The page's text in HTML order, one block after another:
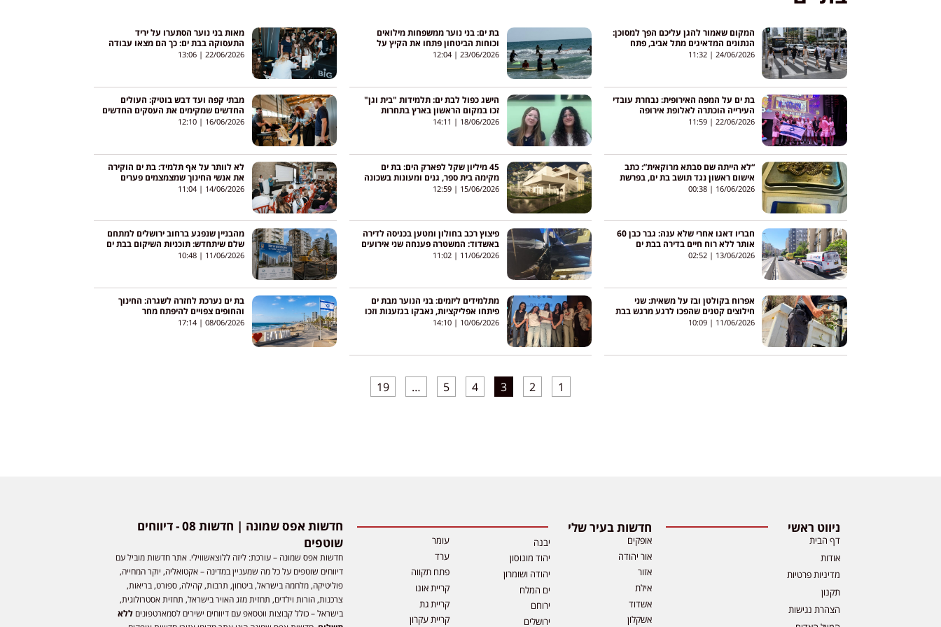
המקום שאמור להגן עליכם הפך למסוכן:
הנתונים המדאיגים מתל אביב, פתח
תקווה ובת ים
24/06/2026
11:32
בת ים: בני נוער ממשפחות מילואים
וכוחות הביטחון פתחו את הקיץ על
הגלים
23/06/2026
מאות בני נוער הסתערו על יריד
התעסוקה בבת ים: כך הם מצאו עבודה
כבר לקיץ הקרוב
22/06/2026
13:06
בת ים על המפה האירופית: נבחרת עובדי
העירייה הוכתרה לאלופת אירופה
22/06/2026
11:59
הישג כפול לבת ים: תלמידות "בית וגן"
זכו במקום הראשון בארץ בתחרות
טכנולוגית
18/06/2026
מבתי קפה ועד דבש בוטיק: העולים
החדשים שמקימים את העסקים החדשים
של בת ים
16/06/2026
12:10
“לא הייתה שם סבתא מרוקאית”: כתב
אישום ראשון נגד תושב בת ים, בפרשת
“העוקץ הרוסי” בהיקף מאות אלפי
16/06/2026
00:38
45 מיליון שקל לפארק הים: בת ים
מקימה בית ספר, גנים ומעונות בשכונה
החדשה
15/06/2026
לא לוותר על אף תלמיד: בת ים הוקירה
את אנשי החינוך שמצמצמים פערים
בעיר
14/06/2026
11:04
חבריו דאגו אחרי שלא ענה: גבר כבן 60
אותר ללא רוח חיים בדירה בבת ים
13/06/2026
02:52
פיצוץ רכב בחולון ומטען בכניסה לדירה
באשדוד: המשטרה פענחה שני אירועים
חמורים
11/06/2026
מהבניין שנפגע ברחוב ירושלים למתחם
שלם שיתחדש: תוכניות השיקום בבת ים
מתקדמות
11/06/2026
10:48
אפרוח בקולטן ובז על משאית: שני
חילוצים קטנים שהפכו לרגע מרגש בבת
ים
11/06/2026
10:09
מתלמידים ליזמים: בני הנוער מבת ים
פיתחו אפליקציות, נאבקו בגזענות וזכו
בתחרות עירונית
10/06/2026
בת ים נערכת לחזרה לשגרה: החינוך
והחופים צפויים להיפתח מחר
08/06/2026
17:14
1
2
3
4
5
…
19
ניווט ראשי
דף הבית
אודות
מדיניות פרטיות
תקנון
הצהרת נגישות
חדשות בעיר שלי
אופקים
אור יהודה
אזור
אילת
אשדוד
אשקלון
יבנה
יהוד מונוסון
יהודה ושומרון
ים המלח
ירוחם
ירושלים
עומר
ערד
פתח תקווה
קריית אונו
קריית גת
קריית עקרון
חדשות אפס שמונה | חדשות 08 - דיווחים
שוטפים
חדשות אפס שמונה – עורכת: ליזה ללוצאשווילי. אתר חדשות מוביל עם
דיווחים שוטפים על כל מה שמעניין במדינה – אקטואליה, יוקר המחייה,
פוליטיקה, מלחמה בישראל, ביטחון, תרבות, קהילה, ספורט, בריאות,
צרכנות, הורות וילדים, תחזית מזג האויר בישראל, תחזית אסטרולוגית,
בישראל – כולל קבוצות ווטסאפ עם דיווחים ישירים לסמארטפוניםללא